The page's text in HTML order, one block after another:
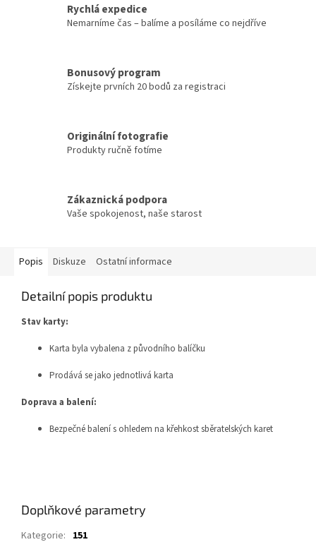
Rychlá expedice
Nemarníme čas – balíme a posíláme co nejdříve
Bonusový program
Získejte prvních 20 bodů za registraci
Originální fotografie
Produkty ručně fotíme
Zákaznická podpora
Vaše spokojenost, naše starost
Popis Diskuze Ostatní informace
Detailní popis produktu
Stav karty:
Karta byla vybalena z původního balíčku
Prodává se jako jednotlivá karta
Doprava a balení:
Bezpečné balení s ohledem na křehkost sběratelských karet
Doplňkové parametry
Kategorie: 151